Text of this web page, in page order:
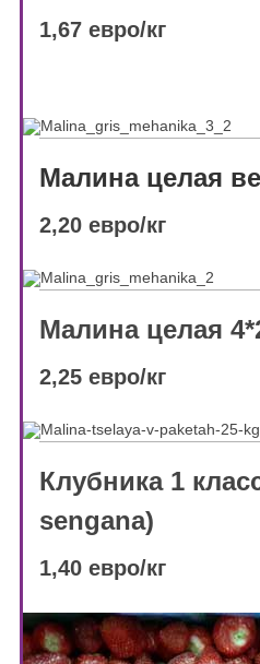
1,67 евро/кг
Малина целая
2,20 евро/кг
Малина целая
2,25 евро/кг
Клубника 1
sengana)
1,40 евро/кг